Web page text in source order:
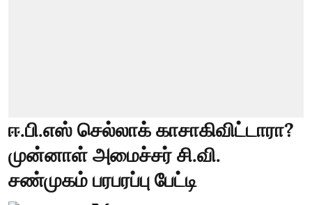
ஈ.பி.எஸ் செல்லாக் காசாகிவிட்டாரா?
முன்னாள் அமைச்சர் சி.வி.
சண்முகம் பரபரப்பு பேட்டி